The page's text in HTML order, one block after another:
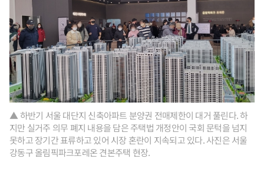
▲ 하반기 서울 대단지 신축아파트 분양권 전매제한이 대거 풀린다. 하
지만 실거주 의무 폐지 내용을 담은 주택법 개정안이 국회 문턱을 넘지
못하고 장기간 표류하고 있어 시장 혼란이 지속되고 있다. 사진은 서울
강동구 올림픽파크포레온 견본주택 현장.